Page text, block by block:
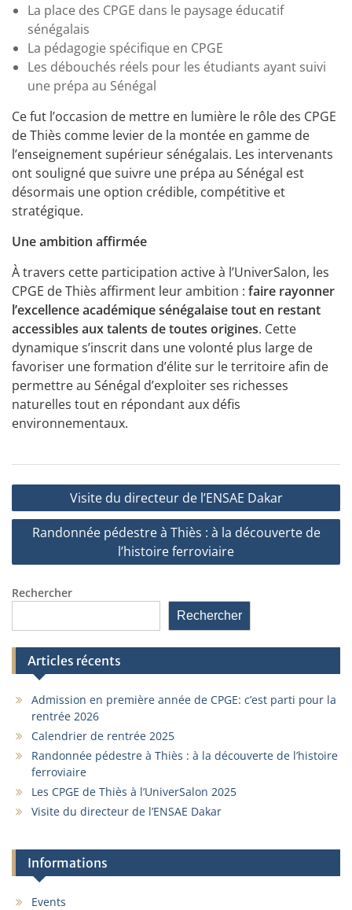
La place des CPGE dans le paysage éducatif
sénégalais
La pédagogie spécifique en CPGE
Les débouchés réels pour les étudiants ayant suivi
une prépa au Sénégal
Ce fut l’occasion de mettre en lumière le rôle des CPGE
de Thiès comme levier de la montée en gamme de
l’enseignement supérieur sénégalais. Les intervenants
ont souligné que suivre une prépa au Sénégal est
désormais une option crédible, compétitive et
stratégique.
Une ambition affirmée
À travers cette participation active à l’UniverSalon, les
CPGE de Thiès affirment leur ambition : faire rayonner
l’excellence académique sénégalaise tout en restant
accessibles aux talents de toutes origines. Cette
dynamique s’inscrit dans une volonté plus large de
favoriser une formation d’élite sur le territoire afin de
permettre au Sénégal d’exploiter ses richesses
naturelles tout en répondant aux défis
environnementaux.
Navigation
de
l’article
Visite du directeur de l’ENSAE Dakar
Randonnée pédestre à Thiès : à la découverte de
l’histoire ferroviaire
Rechercher
Rechercher
Articles récents
Admission en première année de CPGE: c’est parti pour la
rentrée 2026
Calendrier de rentrée 2025
Randonnée pédestre à Thiès : à la découverte de l’histoire
ferroviaire
Les CPGE de Thiès à l’UniverSalon 2025
Visite du directeur de l’ENSAE Dakar
Informations
Events